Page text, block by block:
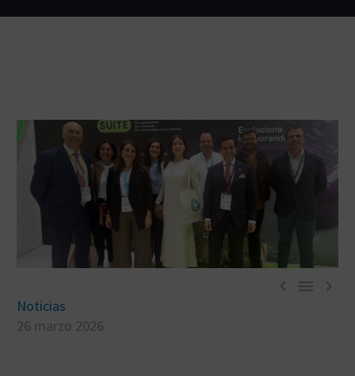
  
Noticias
26 marzo 2026